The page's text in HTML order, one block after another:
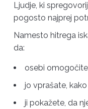
Ljudje, ki
pogosto najprej
Namesto hitrega
da:
osebi
jo vprašate,
ji pokažete, da